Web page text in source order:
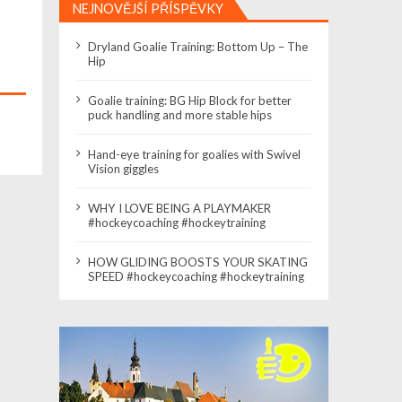
NEJNOVĚJŠÍ PŘÍSPĚVKY
Dryland Goalie Training: Bottom Up – The
Hip
Goalie training: BG Hip Block for better
puck handling and more stable hips
Hand-eye training for goalies with Swivel
Vision giggles
WHY I LOVE BEING A PLAYMAKER
#hockeycoaching #hockeytraining
HOW GLIDING BOOSTS YOUR SKATING
SPEED #hockeycoaching #hockeytraining